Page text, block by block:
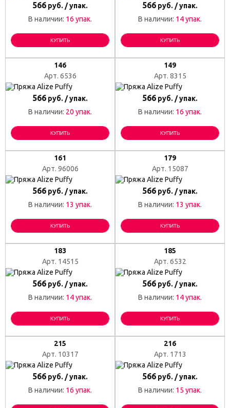
566 руб. / упак.
В наличии: 16 упак.
КУПИТЬ
566 руб. / упак.
В наличии: 14 упак.
КУПИТЬ
146
Арт. 6536
566 руб. / упак.
В наличии: 20 упак.
КУПИТЬ
149
Арт. 8315
566 руб. / упак.
В наличии: 16 упак.
КУПИТЬ
161
Арт. 96006
566 руб. / упак.
В наличии: 13 упак.
КУПИТЬ
179
Арт. 15087
566 руб. / упак.
В наличии: 13 упак.
КУПИТЬ
183
Арт. 14515
566 руб. / упак.
В наличии: 14 упак.
КУПИТЬ
185
Арт. 6532
566 руб. / упак.
В наличии: 14 упак.
КУПИТЬ
215
Арт. 10317
566 руб. / упак.
В наличии: 16 упак.
216
Арт. 1713
566 руб. / упак.
В наличии: 15 упак.